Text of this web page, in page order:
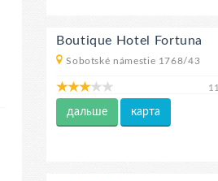
Boutique Hotel Fortuna
Sobotské námestie 1768/43
дальше карта